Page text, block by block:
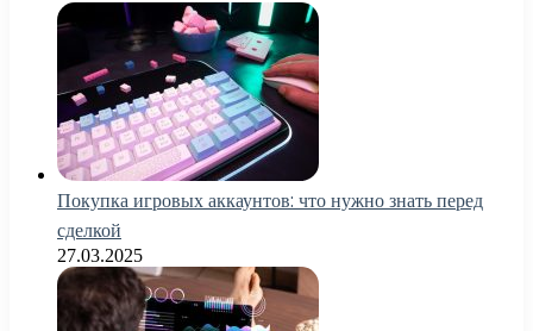
Покупка игровых аккаунтов: что нужно знать перед
сделкой
27.03.2025